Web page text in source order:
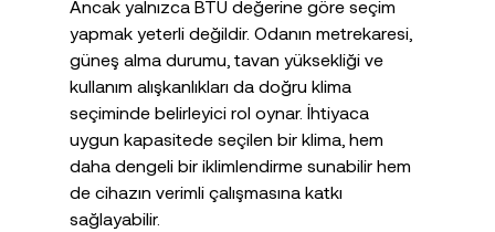
Ancak yalnızca BTU değerine göre seçim
yapmak yeterli değildir. Odanın metrekaresi,
güneş alma durumu, tavan yüksekliği ve
kullanım alışkanlıkları da doğru klima
seçiminde belirleyici rol oynar. İhtiyaca
uygun kapasitede seçilen bir klima, hem
daha dengeli bir iklimlendirme sunabilir hem
de cihazın verimli çalışmasına katkı
sağlayabilir.